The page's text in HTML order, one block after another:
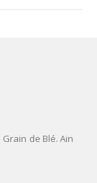
de Blé. Ain